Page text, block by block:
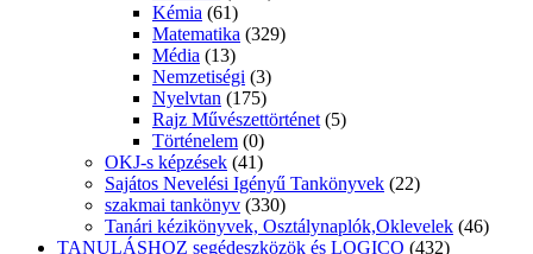
Kémia (61)
Matematika (329)
Média (13)
Nemzetiségi (3)
Nyelvtan (175)
Rajz Művészettörténet (5)
Történelem (0)
OKJ-s képzések (41)
Sajátos Nevelési Igényű Tankönyvek (22)
szakmai tankönyv (330)
Tanári kézikönyvek, Osztálynaplók,Oklevelek (46)
TANULÁSHOZ segédeszközök és LOGICO (432)